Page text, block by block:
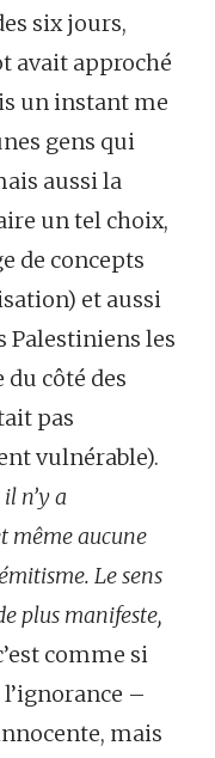
six jours,
avait approché
un instant me
gens qui
aussi la
un tel choix,
de concepts
et aussi
Palestiniens les
du côté des
pas
vulnérable).
n’y a
même aucune
Le sens
plus manifeste,
comme si
–
mais